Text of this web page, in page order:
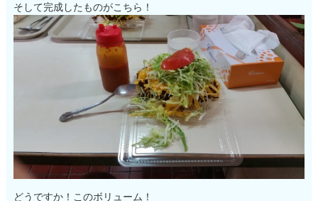
そして完成したものがこちら！
どうですか！このボリューム！